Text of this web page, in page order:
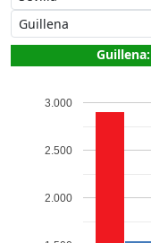
2.000
2.500
3.000